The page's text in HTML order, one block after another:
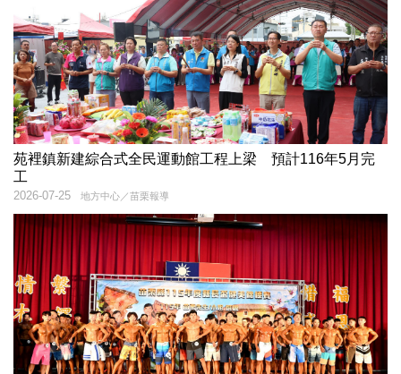
苑裡鎮新建綜合式全民運動館工程上梁 預計116年5月完
工
地方中心／苗栗報導
2026-07-25